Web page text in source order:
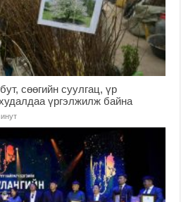
сөөгийн суулгац, үр
үргэлжилж байна